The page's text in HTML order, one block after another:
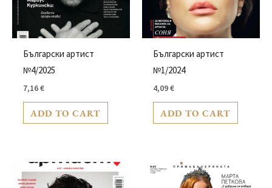
Български артист
№4/2025
7,16€
ADD TO CART
Български артист
№1/2024
4,09€
ADD TO CART